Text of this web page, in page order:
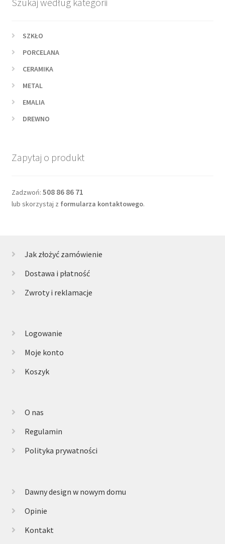
SZKŁO
PORCELANA
CERAMIKA
METAL
EMALIA
DREWNO
Zapytaj o produkt
Zadzwoń: 508 86 86 71
lub skorzystaj z formularza kontaktowego.
Jak złożyć zamówienie
Dostawa i płatność
Zwroty i reklamacje
Logowanie
Moje konto
Koszyk
O nas
Regulamin
Polityka prywatności
Dawny design w nowym domu
Opinie
Kontakt